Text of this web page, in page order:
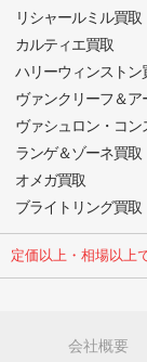
定価以上・相場以上
リシャールミル買取
カルティエ買取
ハリーウィンストン
ヴァンクリーフ＆ア
ヴァシュロン・コン
ランゲ＆ゾーネ買取
オメガ買取
ブライトリング買取
会社概要